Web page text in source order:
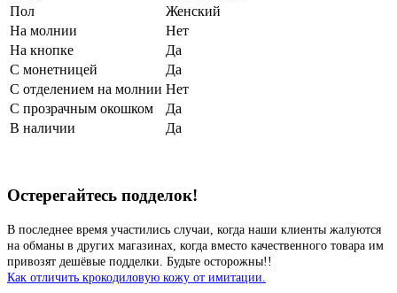
Пол
Женский
На молнии
Нет
На кнопке
Да
С монетницей
Да
С отделением на молнии Нет
С прозрачным окошком
Да
В наличии
Да
Остерегайтесь подделок!
В последнее время участились случаи, когда наши клиенты жалуются
на обманы в других магазинах, когда вместо качественного товара им
привозят дешёвые подделки. Будьте осторожны!!
Как отличить крокодиловую кожу от имитации.